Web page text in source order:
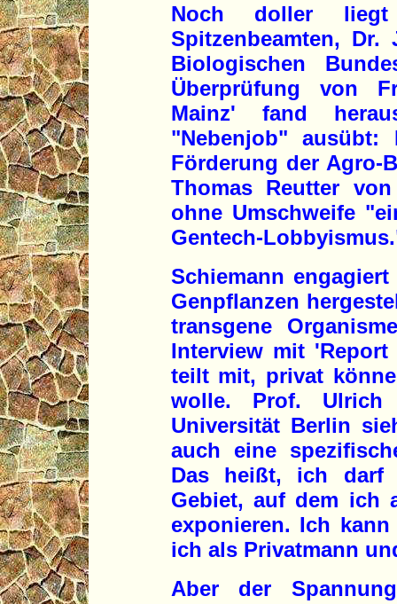
Noch doller
Spitzenbeamten,
Biologischen
Überprüfung von
Mainz' fand
"Nebenjob"
Förderung der Agro-
Thomas Reutter
ohne Umschweife
Gentech-
Schiemann
Genpflanzen
transgene
Interview mit 'Report
teilt mit, privat
wolle. Prof.
Universität Berlin
auch eine
Das heißt, ich darf
Gebiet, auf dem ich
exponieren. Ich
ich als Privatmann
Aber der